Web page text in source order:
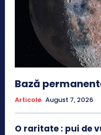
Bază
Articole August 7, 2026
O raritate : pui de